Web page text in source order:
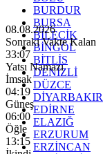
BURDUR
BURSA
BİLECİK
BİNGÖL
BİTLİS
DENİZLİ
DÜZCE
DİYARBAKIR
EDİRNE
ELAZIĞ
ERZURUM
ERZİNCAN
08.08.2026
Sonraki Vakte Kalan
33:05
Yatsı Namazı
İmsak
04:19
Güneş
06:00
Öğle
13:15